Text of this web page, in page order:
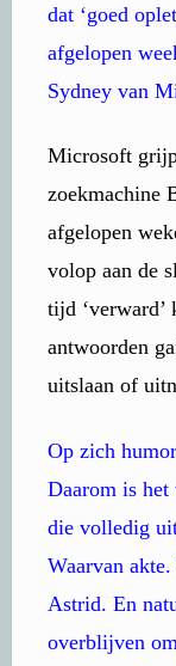
dat ‘goed
afgelopen
Sydney van
Microsoft
zoekmachine
afgelopen
volop aan de
tijd ‘verward’
antwoorden
uitslaan of
Op zich
Daarom is
die volledig
Waarvan
Astrid. En
overblijven